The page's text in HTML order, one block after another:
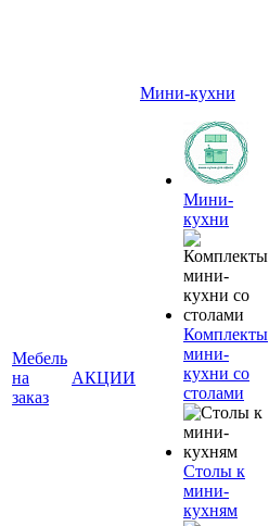
Мебель
на
заказ
АКЦИИ
Мини-кухни
Мини-
кухни
Комплекты
мини-
кухни со
столами
Столы к
мини-
кухням